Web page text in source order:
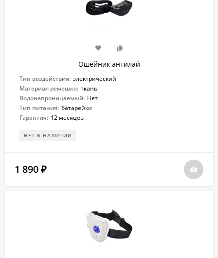
Ошейник антилай
Тип воздействия: электрический
Материал ремешка: ткань
Водонепроницаемый: Нет
Тип питания: батарейки
Гарантия: 12 месяцев
НЕТ В НАЛИЧИИ
1 890 ₽